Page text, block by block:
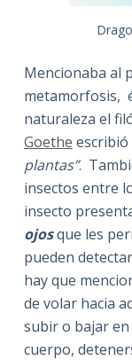
Mencionaba al
metamorfosis,
naturaleza el
Goethe escribió
plantas”.
insectos entre
insecto
ojosque les
pueden
hay que
de volar hacia
subir o bajar
cuerpo,